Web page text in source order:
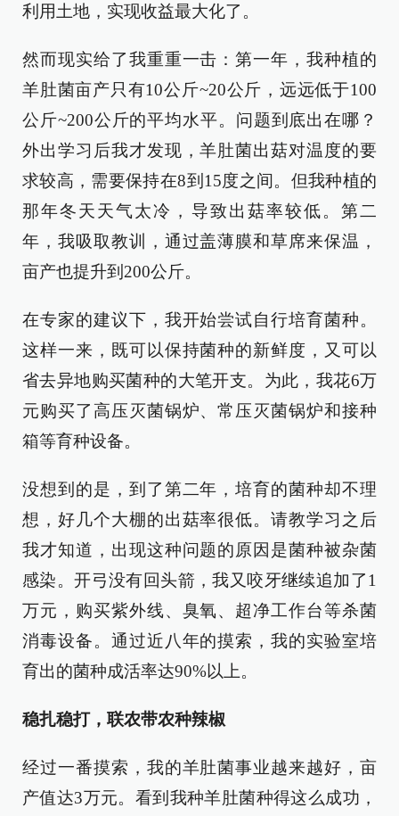
利用土地，实现收益最大化了。
然而现实给了我重重一击：第一年，我种植的
羊肚菌亩产只有10公斤~20公斤，远远低于100
公斤~200公斤的平均水平。问题到底出在哪？
外出学习后我才发现，羊肚菌出菇对温度的要
求较高，需要保持在8到15度之间。但我种植的
那年冬天天气太冷，导致出菇率较低。第二
年，我吸取教训，通过盖薄膜和草席来保温，
亩产也提升到200公斤。
在专家的建议下，我开始尝试自行培育菌种。
这样一来，既可以保持菌种的新鲜度，又可以
省去异地购买菌种的大笔开支。为此，我花6万
元购买了高压灭菌锅炉、常压灭菌锅炉和接种
箱等育种设备。
没想到的是，到了第二年，培育的菌种却不理
想，好几个大棚的出菇率很低。请教学习之后
我才知道，出现这种问题的原因是菌种被杂菌
感染。开弓没有回头箭，我又咬牙继续追加了1
万元，购买紫外线、臭氧、超净工作台等杀菌
消毒设备。通过近八年的摸索，我的实验室培
育出的菌种成活率达90%以上。
稳扎稳打，联农带农种辣椒
经过一番摸索，我的羊肚菌事业越来越好，亩
产值达3万元。看到我种羊肚菌种得这么成功，